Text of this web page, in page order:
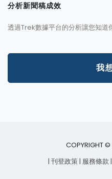
分析新聞稿成效
透過Trek數據平台的分析讓您知道
我
COPYRIGHT
| 刊登政策| 服務條款